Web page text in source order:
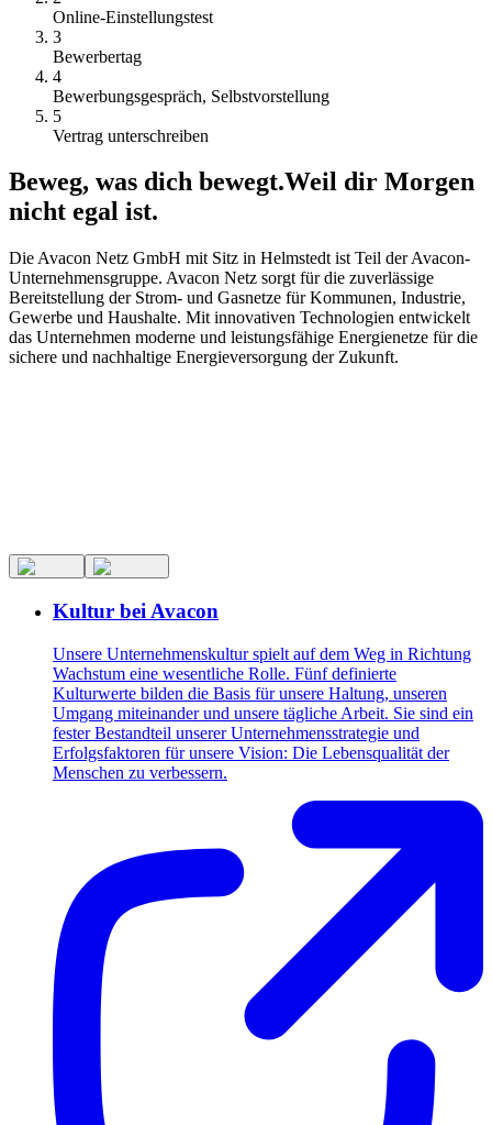
Online-Einstellungstest
3
Bewerbertag
4
Bewerbungsgespräch, Selbstvorstellung
5
Vertrag unterschreiben
Beweg, was dich bewegt.Weil dir Morgen
nicht egal ist.
Die Avacon Netz GmbH mit Sitz in Helmstedt ist Teil der Avacon-
Unternehmensgruppe. Avacon Netz sorgt für die zuverlässige
Bereitstellung der Strom- und Gasnetze für Kommunen, Industrie,
Gewerbe und Haushalte. Mit innovativen Technologien entwickelt
das Unternehmen moderne und leistungsfähige Energienetze für die
sichere und nachhaltige Energieversorgung der Zukunft.
Kultur bei Avacon
Unsere Unternehmenskultur spielt auf dem Weg in Richtung
Wachstum eine wesentliche Rolle. Fünf definierte
Kulturwerte bilden die Basis für unsere Haltung, unseren
Umgang miteinander und unsere tägliche Arbeit. Sie sind ein
fester Bestandteil unserer Unternehmensstrategie und
Erfolgsfaktoren für unsere Vision: Die Lebensqualität der
Menschen zu verbessern.